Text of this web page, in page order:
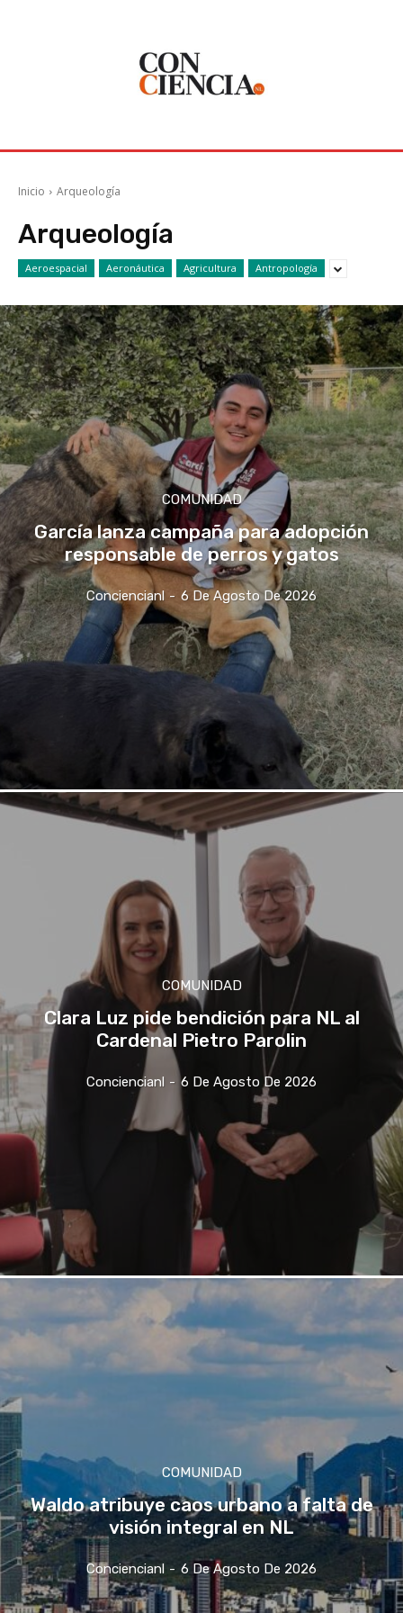
Inicio Arqueología
Arqueología
Aeroespacial Aeronáutica Agricultura Antropología
COMUNIDAD
García lanza campaña para adopción
responsable de perros y gatos
Conciencianl - 6 De Agosto De 2026
COMUNIDAD
Clara Luz pide bendición para NL al
Cardenal Pietro Parolin
Conciencianl - 6 De Agosto De 2026
COMUNIDAD
Waldo atribuye caos urbano a falta de
visión integral en NL
Conciencianl - 6 De Agosto De 2026